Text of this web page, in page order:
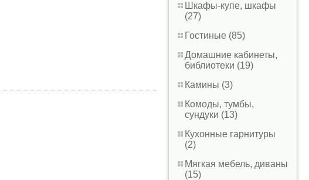
Шкафы-купе, шкафы
(27)
Гостиные (85)
Домашние кабинеты,
библиотеки (19)
Камины (3)
Комоды, тумбы,
сундуки (13)
Кухонные гарнитуры
(2)
Мягкая мебель, диваны
(15)